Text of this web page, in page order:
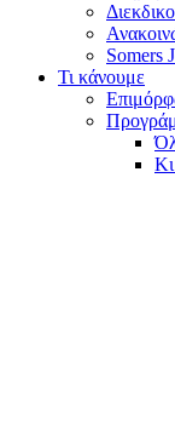
Somers
Τι κάνουμε